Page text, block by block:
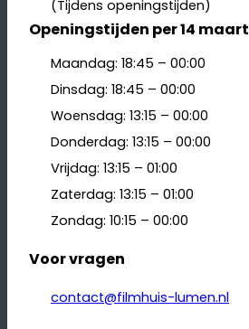
(Tijdens openingstijden)
Openingstijden per 14 maart
Maandag: 18:45 – 00:00
Dinsdag: 18:45 – 00:00
Woensdag: 13:15 – 00:00
Donderdag: 13:15 – 00:00
Vrijdag: 13:15 – 01:00
Zaterdag: 13:15 – 01:00
Zondag: 10:15 – 00:00
Voor vragen
contact@filmhuis-lumen.nl